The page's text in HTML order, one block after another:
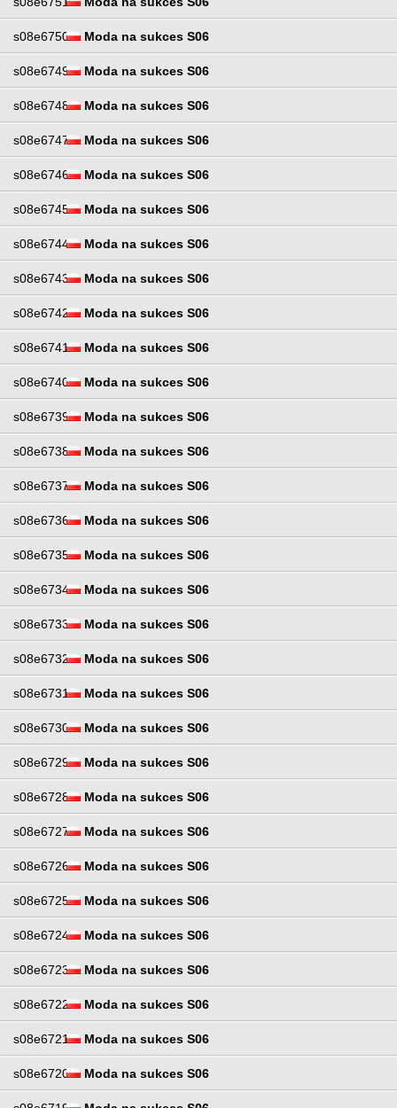
s08e6750 Moda na sukces S06
s08e6749 Moda na sukces S06
s08e6748 Moda na sukces S06
s08e6747 Moda na sukces S06
s08e6746 Moda na sukces S06
s08e6745 Moda na sukces S06
s08e6744 Moda na sukces S06
s08e6743 Moda na sukces S06
s08e6742 Moda na sukces S06
s08e6741 Moda na sukces S06
s08e6740 Moda na sukces S06
s08e6739 Moda na sukces S06
s08e6738 Moda na sukces S06
s08e6737 Moda na sukces S06
s08e6736 Moda na sukces S06
s08e6735 Moda na sukces S06
s08e6734 Moda na sukces S06
s08e6733 Moda na sukces S06
s08e6732 Moda na sukces S06
s08e6731 Moda na sukces S06
s08e6730 Moda na sukces S06
s08e6729 Moda na sukces S06
s08e6728 Moda na sukces S06
s08e6727 Moda na sukces S06
s08e6726 Moda na sukces S06
s08e6725 Moda na sukces S06
s08e6724 Moda na sukces S06
s08e6723 Moda na sukces S06
s08e6722 Moda na sukces S06
s08e6721 Moda na sukces S06
s08e6720 Moda na sukces S06